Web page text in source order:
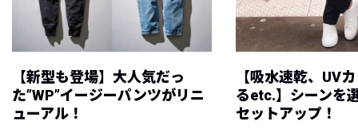
【新型も登場】大人気だっ
た”WP”イージーパンツがリニ
ューアル！
【吸水速乾、UV
るetc.】シーンを
セットアップ！